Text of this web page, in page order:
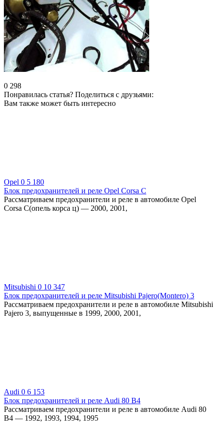
0 298
Понравилась статья? Поделиться с друзьями:
Вам также может быть интересно
Opel 0 5 180
Блок предохранителей и реле Opel Corsa C
Рассматриваем предохранители и реле в автомобиле Opel
Corsa C(опель корса ц) — 2000, 2001,
Mitsubishi 0 10 347
Блок предохранителей и реле Mitsubishi Pajero(Montero) 3
Рассматриваем предохранители и реле в автомобиле Mitsubishi
Pajero 3, выпущенные в 1999, 2000, 2001,
Audi 0 6 153
Блок предохранителей и реле Audi 80 B4
Рассматриваем предохранители и реле в автомобиле Audi 80
B4 — 1992, 1993, 1994, 1995